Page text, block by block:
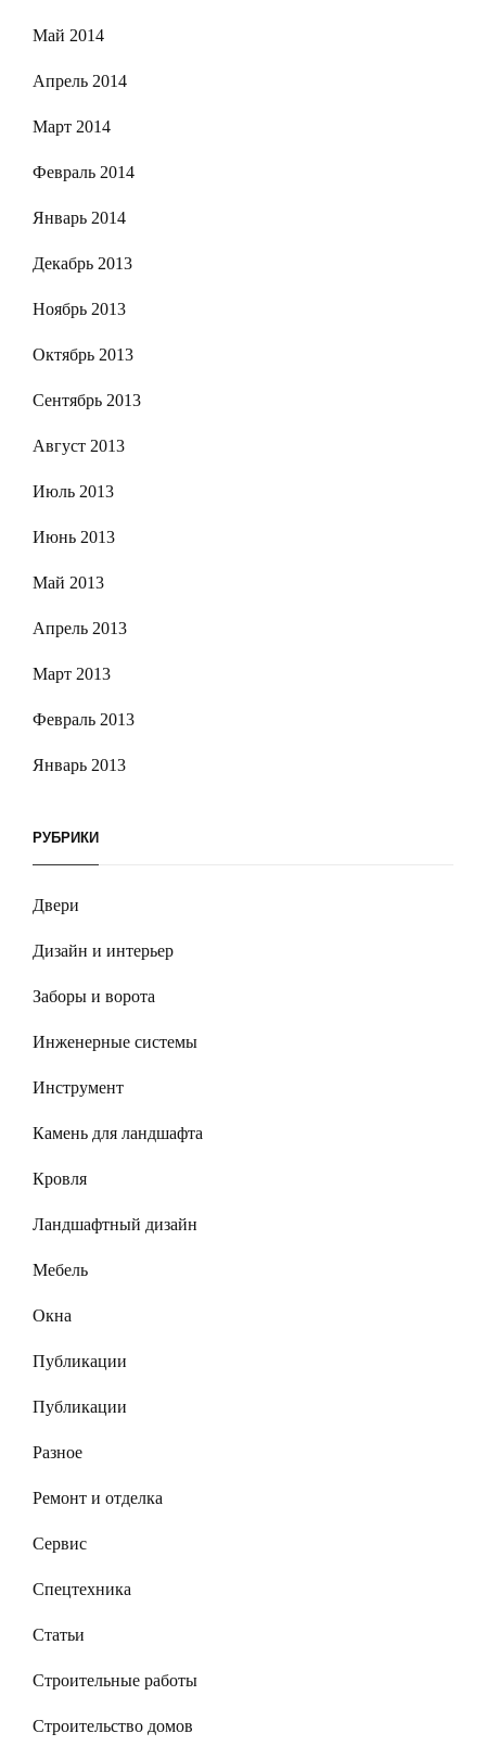
Май 2014
Апрель 2014
Март 2014
Февраль 2014
Январь 2014
Декабрь 2013
Ноябрь 2013
Октябрь 2013
Сентябрь 2013
Август 2013
Июль 2013
Июнь 2013
Май 2013
Апрель 2013
Март 2013
Февраль 2013
Январь 2013
РУБРИКИ
Двери
Дизайн и интерьер
Заборы и ворота
Инженерные системы
Инструмент
Камень для ландшафта
Кровля
Ландшафтный дизайн
Мебель
Окна
Публикации
Публикации
Разное
Ремонт и отделка
Сервис
Спецтехника
Статьи
Строительные работы
Строительство домов